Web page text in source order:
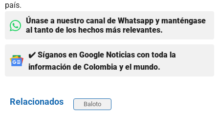
país.
Únase a nuestro canal de Whatsapp y manténgase
al tanto de los hechos más relevantes.
✔️ Síganos en Google Noticias con toda la
información de Colombia y el mundo.
Relacionados Baloto